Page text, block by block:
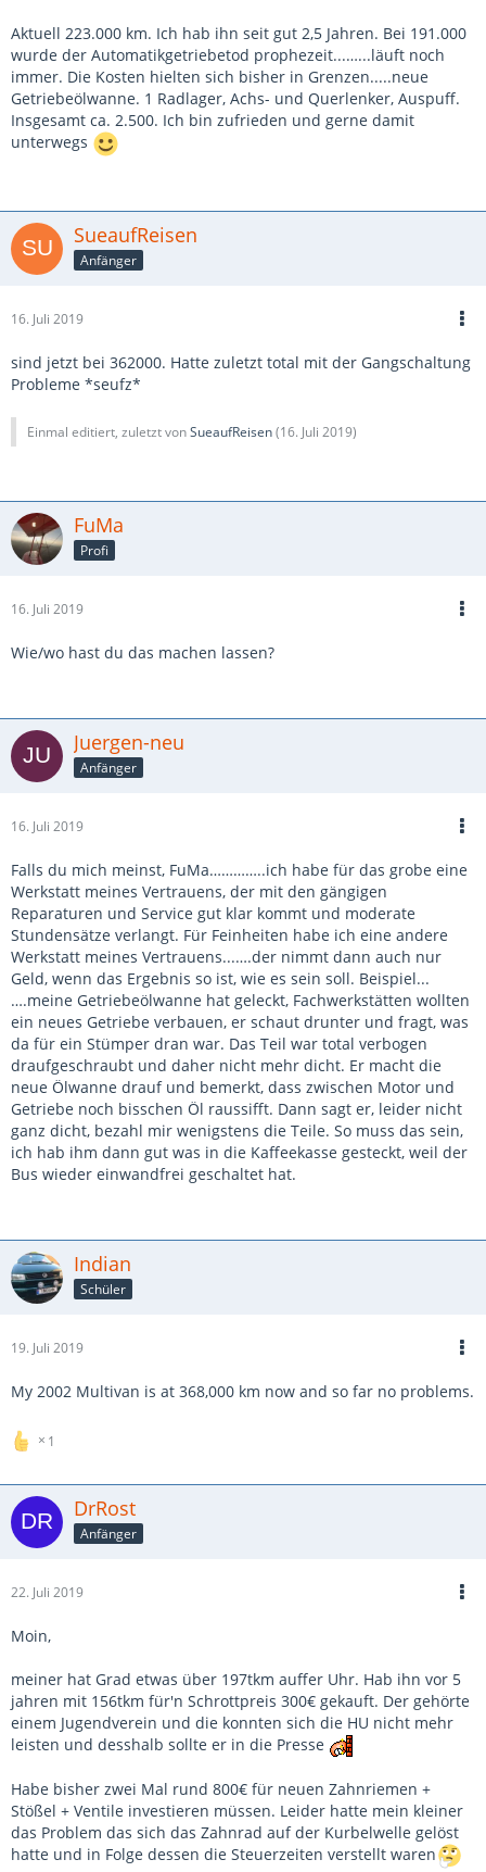
Aktuell 223.000 km. Ich hab ihn seit gut 2,5 Jahren. Bei 191.000
wurde der Automatikgetriebetod prophezeit...…...läuft noch
immer. Die Kosten hielten sich bisher in Grenzen.....neue
Getriebeölwanne. 1 Radlager, Achs- und Querlenker, Auspuff.
Insgesamt ca. 2.500. Ich bin zufrieden und gerne damit
unterwegs
SueaufReisen
Anfänger
16. Juli 2019
sind jetzt bei 362000. Hatte zuletzt total mit der Gangschaltung
Probleme *seufz*
Einmal editiert, zuletzt vonSueaufReisen(16. Juli 2019)
FuMa
Profi
16. Juli 2019
Wie/wo hast du das machen lassen?
Juergen-neu
Anfänger
16. Juli 2019
Falls du mich meinst, FuMa…………..ich habe für das grobe eine
Werkstatt meines Vertrauens, der mit den gängigen
Reparaturen und Service gut klar kommt und moderate
Stundensätze verlangt. Für Feinheiten habe ich eine andere
Werkstatt meines Vertrauens...….der nimmt dann auch nur
Geld, wenn das Ergebnis so ist, wie es sein soll. Beispiel...
….meine Getriebeölwanne hat geleckt, Fachwerkstätten wollten
ein neues Getriebe verbauen, er schaut drunter und fragt, was
da für ein Stümper dran war. Das Teil war total verbogen
draufgeschraubt und daher nicht mehr dicht. Er macht die
neue Ölwanne drauf und bemerkt, dass zwischen Motor und
Getriebe noch bisschen Öl raussifft. Dann sagt er, leider nicht
ganz dicht, bezahl mir wenigstens die Teile. So muss das sein,
ich hab ihm dann gut was in die Kaffeekasse gesteckt, weil der
Bus wieder einwandfrei geschaltet hat.
Indian
Schüler
19. Juli 2019
My 2002 Multivan is at 368,000 km now and so far no problems.
1
DrRost
Anfänger
22. Juli 2019
Moin,
meiner hat Grad etwas über 197tkm auffer Uhr. Hab ihn vor 5
jahren mit 156tkm für'n Schrottpreis 300€ gekauft. Der gehörte
einem Jugendverein und die konnten sich die HU nicht mehr
leisten und desshalb sollte er in die Presse
Habe bisher zwei Mal rund 800€ für neuen Zahnriemen +
Stößel + Ventile investieren müssen. Leider hatte mein kleiner
das Problem das sich das Zahnrad auf der Kurbelwelle gelöst
hatte und in Folge dessen die Steuerzeiten verstellt waren